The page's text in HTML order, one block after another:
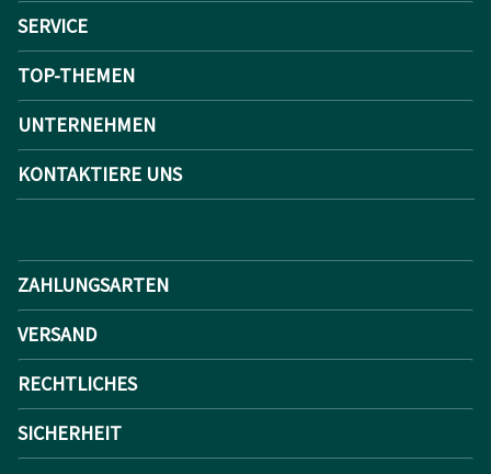
SERVICE
TOP-THEMEN
UNTERNEHMEN
KONTAKTIERE UNS
ZAHLUNGSARTEN
VERSAND
RECHTLICHES
SICHERHEIT